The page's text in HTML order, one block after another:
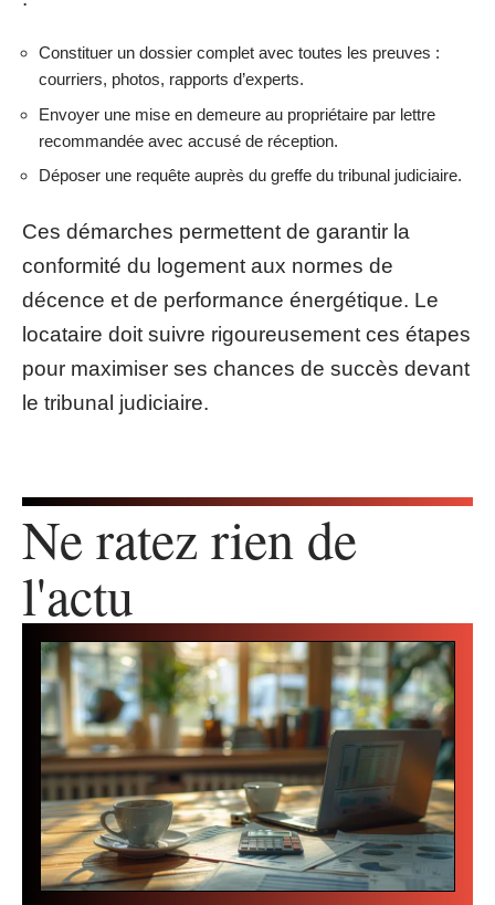
Constituer un dossier complet avec toutes les preuves :
courriers, photos, rapports d’experts.
Envoyer une mise en demeure au propriétaire par lettre
recommandée avec accusé de réception.
Déposer une requête auprès du greffe du tribunal judiciaire.
Ces démarches permettent de garantir la
conformité du logement aux normes de
décence et de performance énergétique. Le
locataire doit suivre rigoureusement ces étapes
pour maximiser ses chances de succès devant
le tribunal judiciaire.
Ne ratez rien de
l'actu